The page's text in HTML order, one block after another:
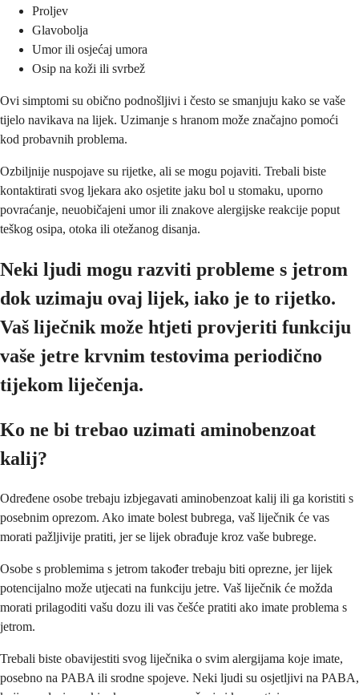
Proljev
Glavobolja
Umor ili osjećaj umora
Osip na koži ili svrbež
Ovi simptomi su obično podnošljivi i često se smanjuju kako se vaše
tijelo navikava na lijek. Uzimanje s hranom može značajno pomoći
kod probavnih problema.
Ozbiljnije nuspojave su rijetke, ali se mogu pojaviti. Trebali biste
kontaktirati svog ljekara ako osjetite jaku bol u stomaku, uporno
povraćanje, neuobičajeni umor ili znakove alergijske reakcije poput
teškog osipa, otoka ili otežanog disanja.
Neki ljudi mogu razviti probleme s jetrom
dok uzimaju ovaj lijek, iako je to rijetko.
Vaš liječnik može htjeti provjeriti funkciju
vaše jetre krvnim testovima periodično
tijekom liječenja.
Ko ne bi trebao uzimati aminobenzoat
kalij?
Određene osobe trebaju izbjegavati aminobenzoat kalij ili ga koristiti s
posebnim oprezom. Ako imate bolest bubrega, vaš liječnik će vas
morati pažljivije pratiti, jer se lijek obrađuje kroz vaše bubrege.
Osobe s problemima s jetrom također trebaju biti oprezne, jer lijek
potencijalno može utjecati na funkciju jetre. Vaš liječnik će možda
morati prilagoditi vašu dozu ili vas češće pratiti ako imate problema s
jetrom.
Trebali biste obavijestiti svog liječnika o svim alergijama koje imate,
posebno na PABA ili srodne spojeve. Neki ljudi su osjetljivi na PABA,